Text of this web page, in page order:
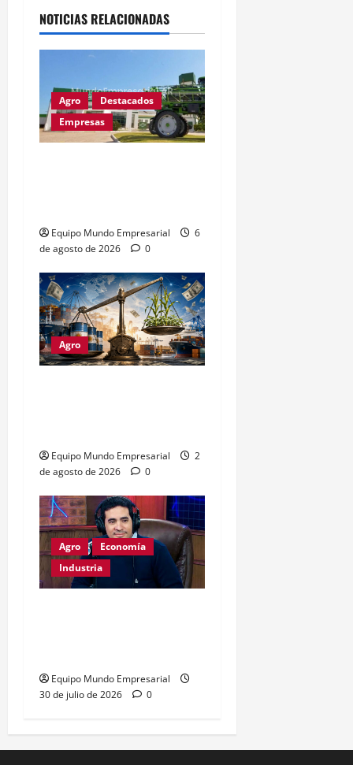
NOTICIAS RELACIONADAS
Agro
Destacados
Empresas
Equipo Mundo Empresarial
6
de agosto de 2026
0
Agro
Equipo Mundo Empresarial
2
de agosto de 2026
0
Agro
Economía
Industria
Equipo Mundo Empresarial
30 de julio de 2026
0